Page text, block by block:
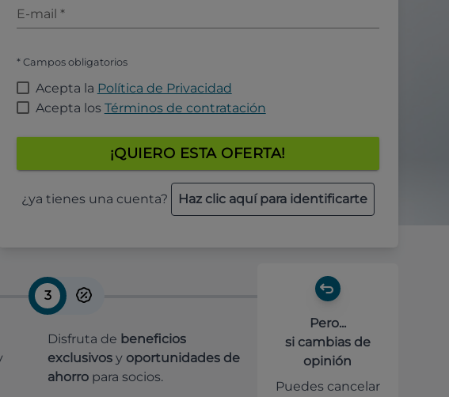
E-mail *
* Campos obligatorios
Acepta la Política de Privacidad
Acepta los Términos de contratación
¡QUIERO ESTA OFERTA!
¿ya tienes una cuenta? Haz clic aquí para identificarte
3
Disfruta de beneficios
exclusivos y oportunidades de
ahorro para socios.
Pero...
si cambias de
opinión
Puedes cancelar